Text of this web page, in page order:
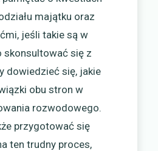
majątku oraz
jeśli takie są w
skonsultować się z
dowiedzieć się, jakie
obu stron w
rozwodowego.
przygotować się
ten trudny proces,